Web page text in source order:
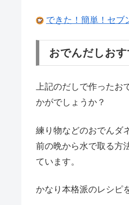
できた！簡単！セブ
おでんだしお
上記のだしで作ったお
かがでしょうか？
練り物などのおでんダ
前の晩から水で取る方
ています。
かなり本格派のレシピ